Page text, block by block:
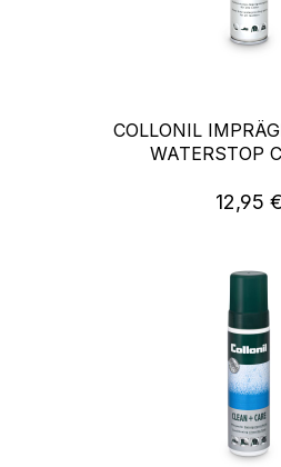
COLLONIL
WATERSTOP
12,95 €